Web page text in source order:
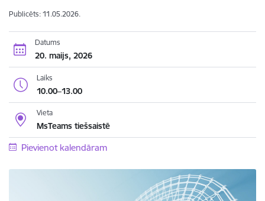
Publicēts: 11.05.2026.
Datums
20. maijs, 2026
Laiks
10.00–13.00
Vieta
MsTeams tiešsaistē
Pievienot kalendāram